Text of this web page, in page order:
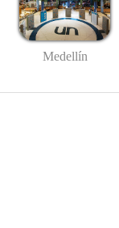
Medellín